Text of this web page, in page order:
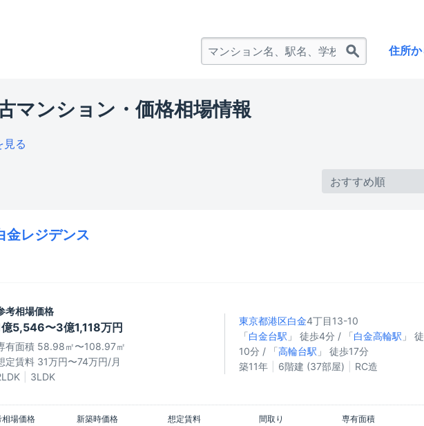
住所
マンション・価格相場情報
見る
金レジデンス
考相場価格
5,546〜3億1,118万円
有面積 58.98㎡〜108.97㎡
定賃料 31万円〜74万円/月
3LDK
東京都港区白金4丁目13-10
「白金台駅 」 徒歩4分 / 「白金高輪駅 」
10分 / 「高輪台駅 」 徒歩17分
築11年
6階建 (37部屋) RC造
相場価格 新築時価格 想定賃料 間取り
専有面積